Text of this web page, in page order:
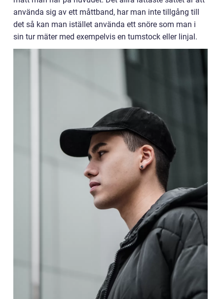
använda sig av ett måttband, har man inte tillgång till
det så kan man istället använda ett snöre som man i
sin tur mäter med exempelvis en tumstock eller linjal.